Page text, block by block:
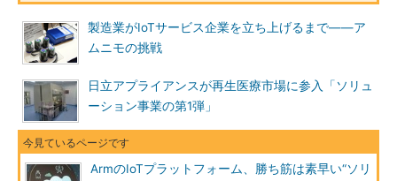
製造業がIoTサービス企業を立ち上げるまで――ア
ムニモの挑戦
日立アプライアンスが再生医療市場に参入「ソリュ
ーション事業の第1弾」
ArmのIoTプラットフォーム、勝ち筋は素早い“ソリ